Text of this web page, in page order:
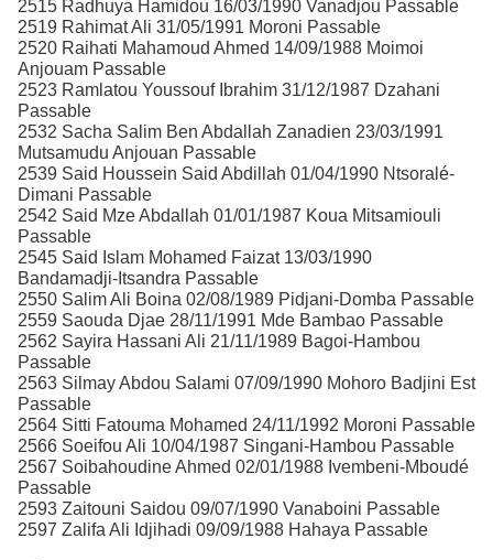
2515 Radhuya Hamidou 16/03/1990 Vanadjou Passable
2519 Rahimat Ali 31/05/1991 Moroni Passable
2520 Raihati Mahamoud Ahmed 14/09/1988 Moimoi
Anjouam Passable
2523 Ramlatou Youssouf Ibrahim 31/12/1987 Dzahani
Passable
2532 Sacha Salim Ben Abdallah Zanadien 23/03/1991
Mutsamudu Anjouan Passable
2539 Said Houssein Said Abdillah 01/04/1990 Ntsoralé-
Dimani Passable
2542 Said Mze Abdallah 01/01/1987 Koua Mitsamiouli
Passable
2545 Said Islam Mohamed Faizat 13/03/1990
Bandamadji-Itsandra Passable
2550 Salim Ali Boina 02/08/1989 Pidjani-Domba Passable
2559 Saouda Djae 28/11/1991 Mde Bambao Passable
2562 Sayira Hassani Ali 21/11/1989 Bagoi-Hambou
Passable
2563 Silmay Abdou Salami 07/09/1990 Mohoro Badjini Est
Passable
2564 Sitti Fatouma Mohamed 24/11/1992 Moroni Passable
2566 Soeifou Ali 10/04/1987 Singani-Hambou Passable
2567 Soibahoudine Ahmed 02/01/1988 Ivembeni-Mboudé
Passable
2593 Zaitouni Saidou 09/07/1990 Vanaboini Passable
2597 Zalifa Ali Idjihadi 09/09/1988 Hahaya Passable